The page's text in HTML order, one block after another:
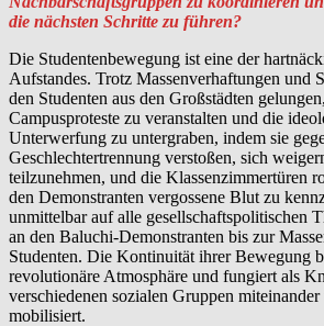
die nächsten Schritte zu führen?
Die Studentenbewegung ist eine der
Aufstandes. Trotz Massenverhaftungen und
den Studenten aus den Großstädten
Campusproteste zu veranstalten und die
Unterwerfung zu untergraben, indem sie
Geschlechtertrennung verstoßen, sich
teilzunehmen, und die Klassenzimmertüren
den Demonstranten vergossene Blut zu
unmittelbar auf alle gesellschaftspolitischen
an den Baluchi-Demonstranten bis zur
Studenten. Die Kontinuität ihrer Bewegung
revolutionäre Atmosphäre und fungiert als
verschiedenen sozialen Gruppen
mobilisiert.